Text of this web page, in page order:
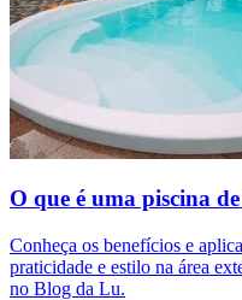
O que é uma piscina
Conheça os benefícios e
praticidade e estilo na área
no Blog da Lu.